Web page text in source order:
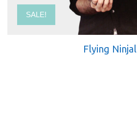
SALE!
Flying Ninjal